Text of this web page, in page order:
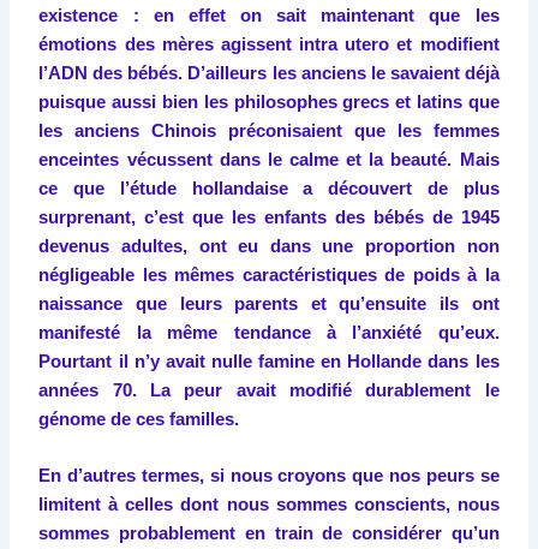
existence : en effet on sait maintenant que les
émotions des mères agissent intra utero et modifient
l’ADN des bébés. D’ailleurs les anciens le savaient déjà
puisque aussi bien les philosophes grecs et latins que
les anciens Chinois préconisaient que les femmes
enceintes vécussent dans le calme et la beauté. Mais
ce que l’étude hollandaise a découvert de plus
surprenant, c’est que les enfants des bébés de 1945
devenus adultes, ont eu dans une proportion non
négligeable les mêmes caractéristiques de poids à la
naissance que leurs parents et qu’ensuite ils ont
manifesté la même tendance à l’anxiété qu’eux.
Pourtant il n’y avait nulle famine en Hollande dans les
années 70. La peur avait modifié durablement le
génome de ces familles.
En d’autres termes, si nous croyons que nos peurs se
limitent à celles dont nous sommes conscients, nous
sommes probablement en train de considérer qu’un